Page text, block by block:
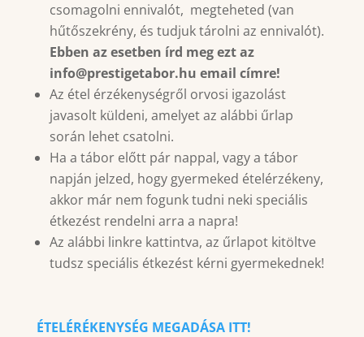
csomagolni ennivalót, megteheted (van
hűtőszekrény, és tudjuk tárolni az ennivalót).
Ebben az esetben írd meg ezt az
info@prestigetabor.hu email címre!
Az étel érzékenységről orvosi igazolást
javasolt küldeni, amelyet az alábbi űrlap
során lehet csatolni.
Ha a tábor előtt pár nappal, vagy a tábor
napján jelzed, hogy gyermeked ételérzékeny,
akkor már nem fogunk tudni neki speciális
étkezést rendelni arra a napra!
Az alábbi linkre kattintva, az űrlapot kitöltve
tudsz speciális étkezést kérni gyermekednek!
ÉTELÉRÉKENYSÉG MEGADÁSA ITT!